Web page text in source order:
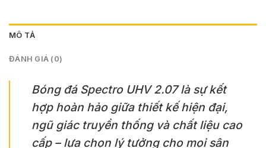
MÔ TẢ
ĐÁNH GIÁ (0)
Bóng đá Spectro UHV 2.07 là sự kết
hợp hoàn hảo giữa thiết kế hiện đại,
ngũ giác truyền thống và chất liệu cao
cấp – lựa chọn lý tưởng cho mọi sân